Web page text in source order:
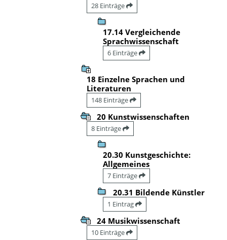
28 Einträge
17.14 Vergleichende
Sprachwissenschaft
6 Einträge
18 Einzelne Sprachen und
Literaturen
148 Einträge
20 Kunstwissenschaften
8 Einträge
20.30 Kunstgeschichte:
Allgemeines
7 Einträge
20.31 Bildende Künstler
1 Eintrag
24 Musikwissenschaft
10 Einträge